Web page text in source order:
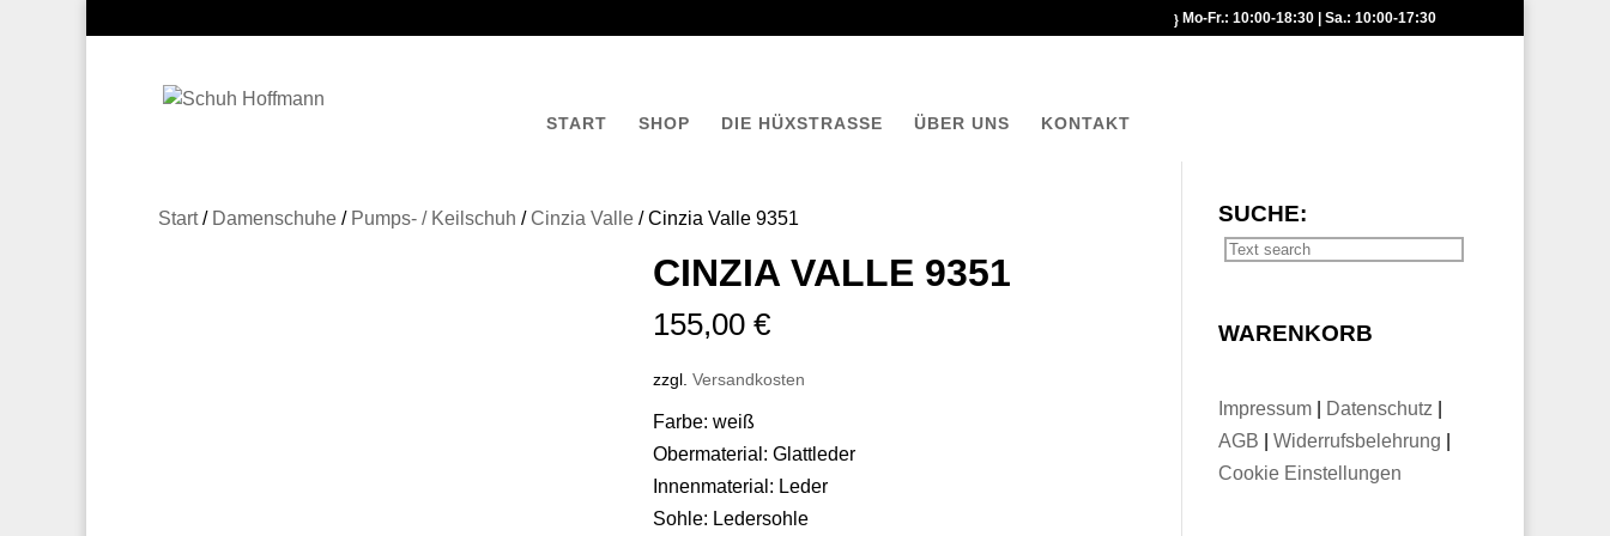
Mo-Fr.: 10:00-18:30 | Sa.: 10:00-17:30
START SHOP DIE HÜXSTRASSE ÜBER UNS KONTAKT
Start/ Damenschuhe / Pumps- / Keilschuh /Cinzia Valle / Cinzia Valle 9351
CINZIA VALLE 9351
155,00€
zzgl.Versandkosten
Farbe: weiß
Obermaterial: Glattleder
Innenmaterial: Leder
Sohle: Ledersohle
SUCHE:
WARENKORB
Impressum Datenschutz
AGB
Widerrufsbelehrung
Cookie Einstellungen